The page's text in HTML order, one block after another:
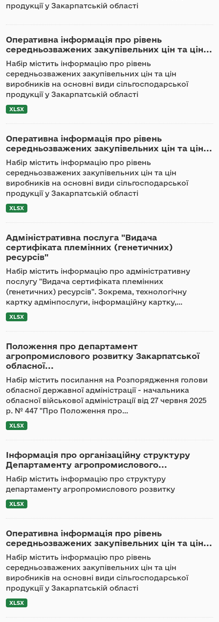
продукції у Закарпатській області
Оперативна інформація про рівень
середньозважених закупівельних цін та цін...
Набір містить інформацію про рівень
середньозважених закупівельних цін та цін
виробників на основні види сільгосподарської
продукції у Закарпатській області
XLSX
Оперативна інформація про рівень
середньозважених закупівельних цін та цін...
Набір містить інформацію про рівень
середньозважених закупівельних цін та цін
виробників на основні види сільгосподарської
продукції у Закарпатській області
XLSX
Адміністративна послуга "Видача
сертифіката племінних (генетичних)
ресурсів"
Набір містить інформацію про адміністративну
послугу "Видача сертифіката племінних
(генетичних) ресурсів". Зокрема, технологічну
картку адмінпослуги, інформаційну картку,...
XLSX
Положення про департамент
агропромислового розвитку Закарпатської
обласної...
Набір містить посилання на Розпорядження голови
обласної державної адміністрації - начальника
обласної військової адміністрації від 27 червня 2025
р. № 447 "Про Положення про...
XLSX
Інформація про організаційну структуру
Департаменту агропромислового...
Набір містить інформацію про структуру
департаменту агропромислового розвитку
XLSX
Оперативна інформація про рівень
середньозважених закупівельних цін та цін...
Набір містить інформацію про рівень
середньозважених закупівельних цін та цін
виробників на основні види сільгосподарської
продукції у Закарпатській області
XLSX